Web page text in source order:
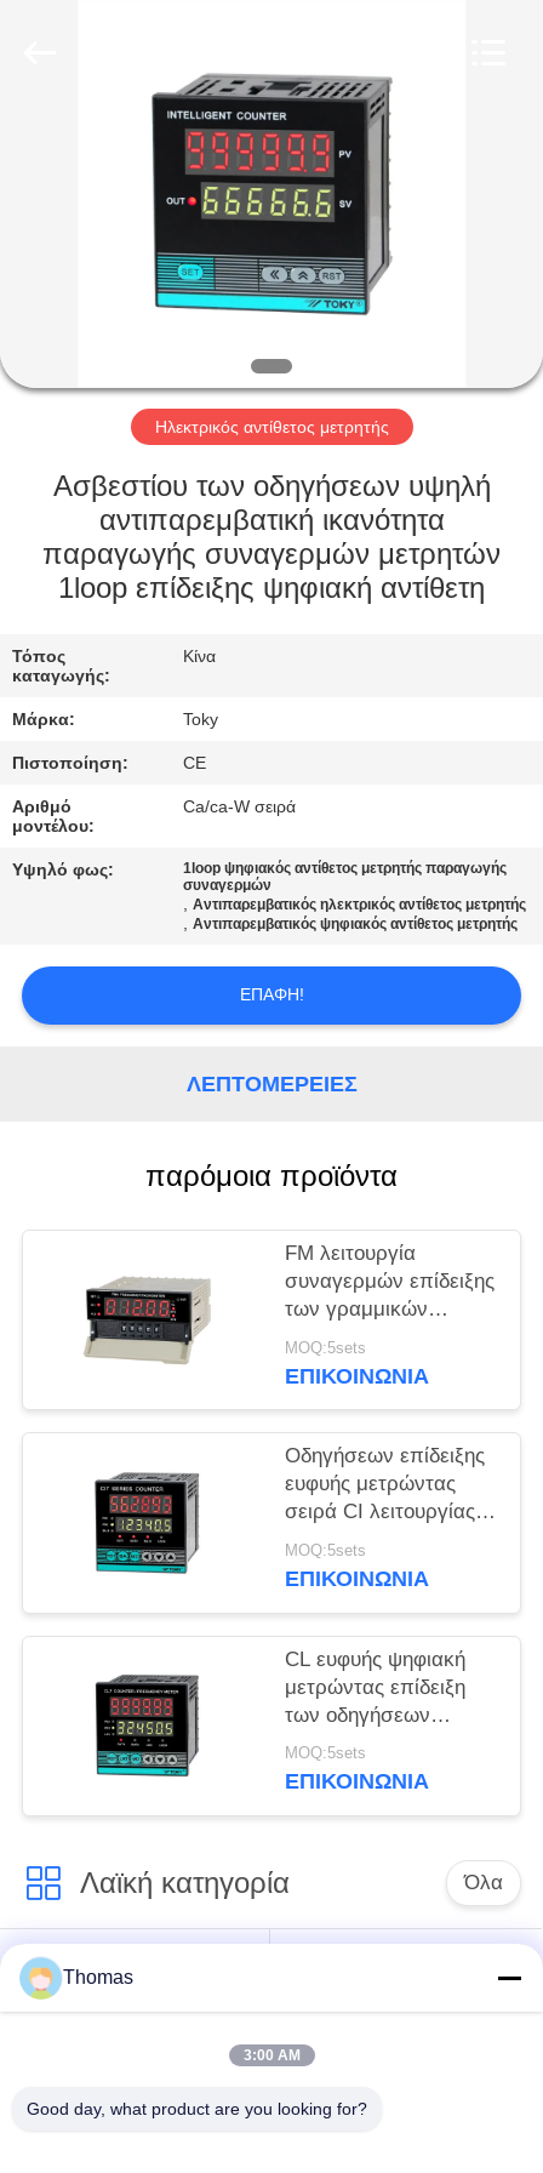
ΠΡΟΪΌΝΤΑ
ΕΜΦΆΝΙΣΗ
VR
ΠΕΡΊΠΟΥ
ΕΜΕΊΣ
ΓΎΡΟΣ
ΠΟΙΟΤΙΚΌΣ
ΈΛΕΓΧΟΣ
ΜΑΣ
ΕΛΆΤΕ
ΜΕ
PRIVACY
POLICY
Ηλεκτρικός αντίθετος μετρητής
Ασβεστίου των οδηγήσεων υψηλή
αντιπαρεμβατική ικανότητα
παραγωγής συναγερμών μετρητών
1loop επίδειξης ψηφιακή αντίθετη
Τόπος
καταγωγής:
Κίνα
Μάρκα: Toky
Πιστοποίηση: CE
Αριθμό
μοντέλου:
Ca/ca-W σειρά
Υψηλό φως:
1loop ψηφιακός αντίθετος μετρητής παραγωγής
συναγερμών
,Αντιπαρεμβατικός ηλεκτρικός αντίθετος μετρητής
,Αντιπαρεμβατικός ψηφιακός αντίθετος μετρητής
ΕΠΑΦΉ!
ΛΕΠΤΟΜΈΡΕΙΕΣ
παρόμοια προϊόντα
FM λειτουργία
συναγερμών επίδειξης
των γραμμικών
ταχύτητας ταχυμέτρων
συχνότητας υψηλών
MOQ:5sets
ΕΠΙΚΟΙΝΩΝΊΑ
Οδηγήσεων επίδειξης
ευφυής μετρώντας
σειρά CI λειτουργίας
κλειδαριών μετρητών
RS485 βασική
MOQ:5sets
ΕΠΙΚΟΙΝΩΝΊΑ
CL ευφυής ψηφιακή
μετρώντας επίδειξη
των οδηγήσεων
ικανότητας RS485
μετρητών υψηλή
MOQ:5sets
ΕΠΙΚΟΙΝΩΝΊΑ
Λαϊκή κατηγορία Όλα
ksd301 θερμοστάτης
αναστοιχειοθέτησης
θερμοστάτης
ksd301 θερμικός
Thomas
3:00 AM
Good day, what product are you looking for?